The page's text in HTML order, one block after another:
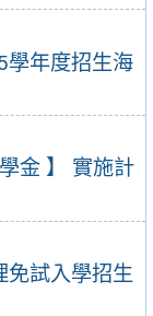
學年度招生海
金 】 實施計
免試入學招生